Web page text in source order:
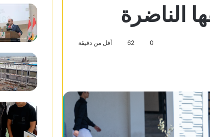
الناضرة
0
62 أقل من دقيقة